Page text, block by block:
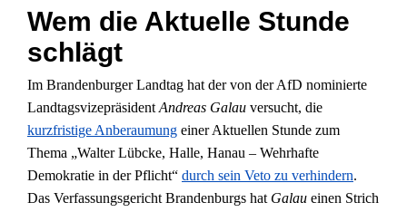
Wem die Aktuelle Stunde
schlägt
Im Brandenburger Landtag hat der von der AfD nominierte
Landtagsvizepräsident Andreas Galauversucht, die
kurzfristige Anberaumungeiner Aktuellen Stunde zum
Thema „Walter Lübcke, Halle, Hanau – Wehrhafte
Demokratie in der Pflicht“ durch sein Veto zu verhindern.
Das Verfassungsgericht Brandenburgs hat Galaueinen Strich